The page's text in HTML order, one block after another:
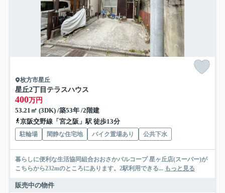
枚方市星丘
星丘2丁目テラスハウス
400万円
53.21㎡ (3DK) /築53年 /2階建
京阪交野線「宮之阪」駅 徒歩13分
駐輪場 閑静な住宅地 バイク置場あり 公共下水
暮らしに便利な生活協同組合おおさかパルコープ 星ヶ丘店(スーパー)が
こちらから232mのところにあります。2駅利用できる... もっと見る
販売中の物件